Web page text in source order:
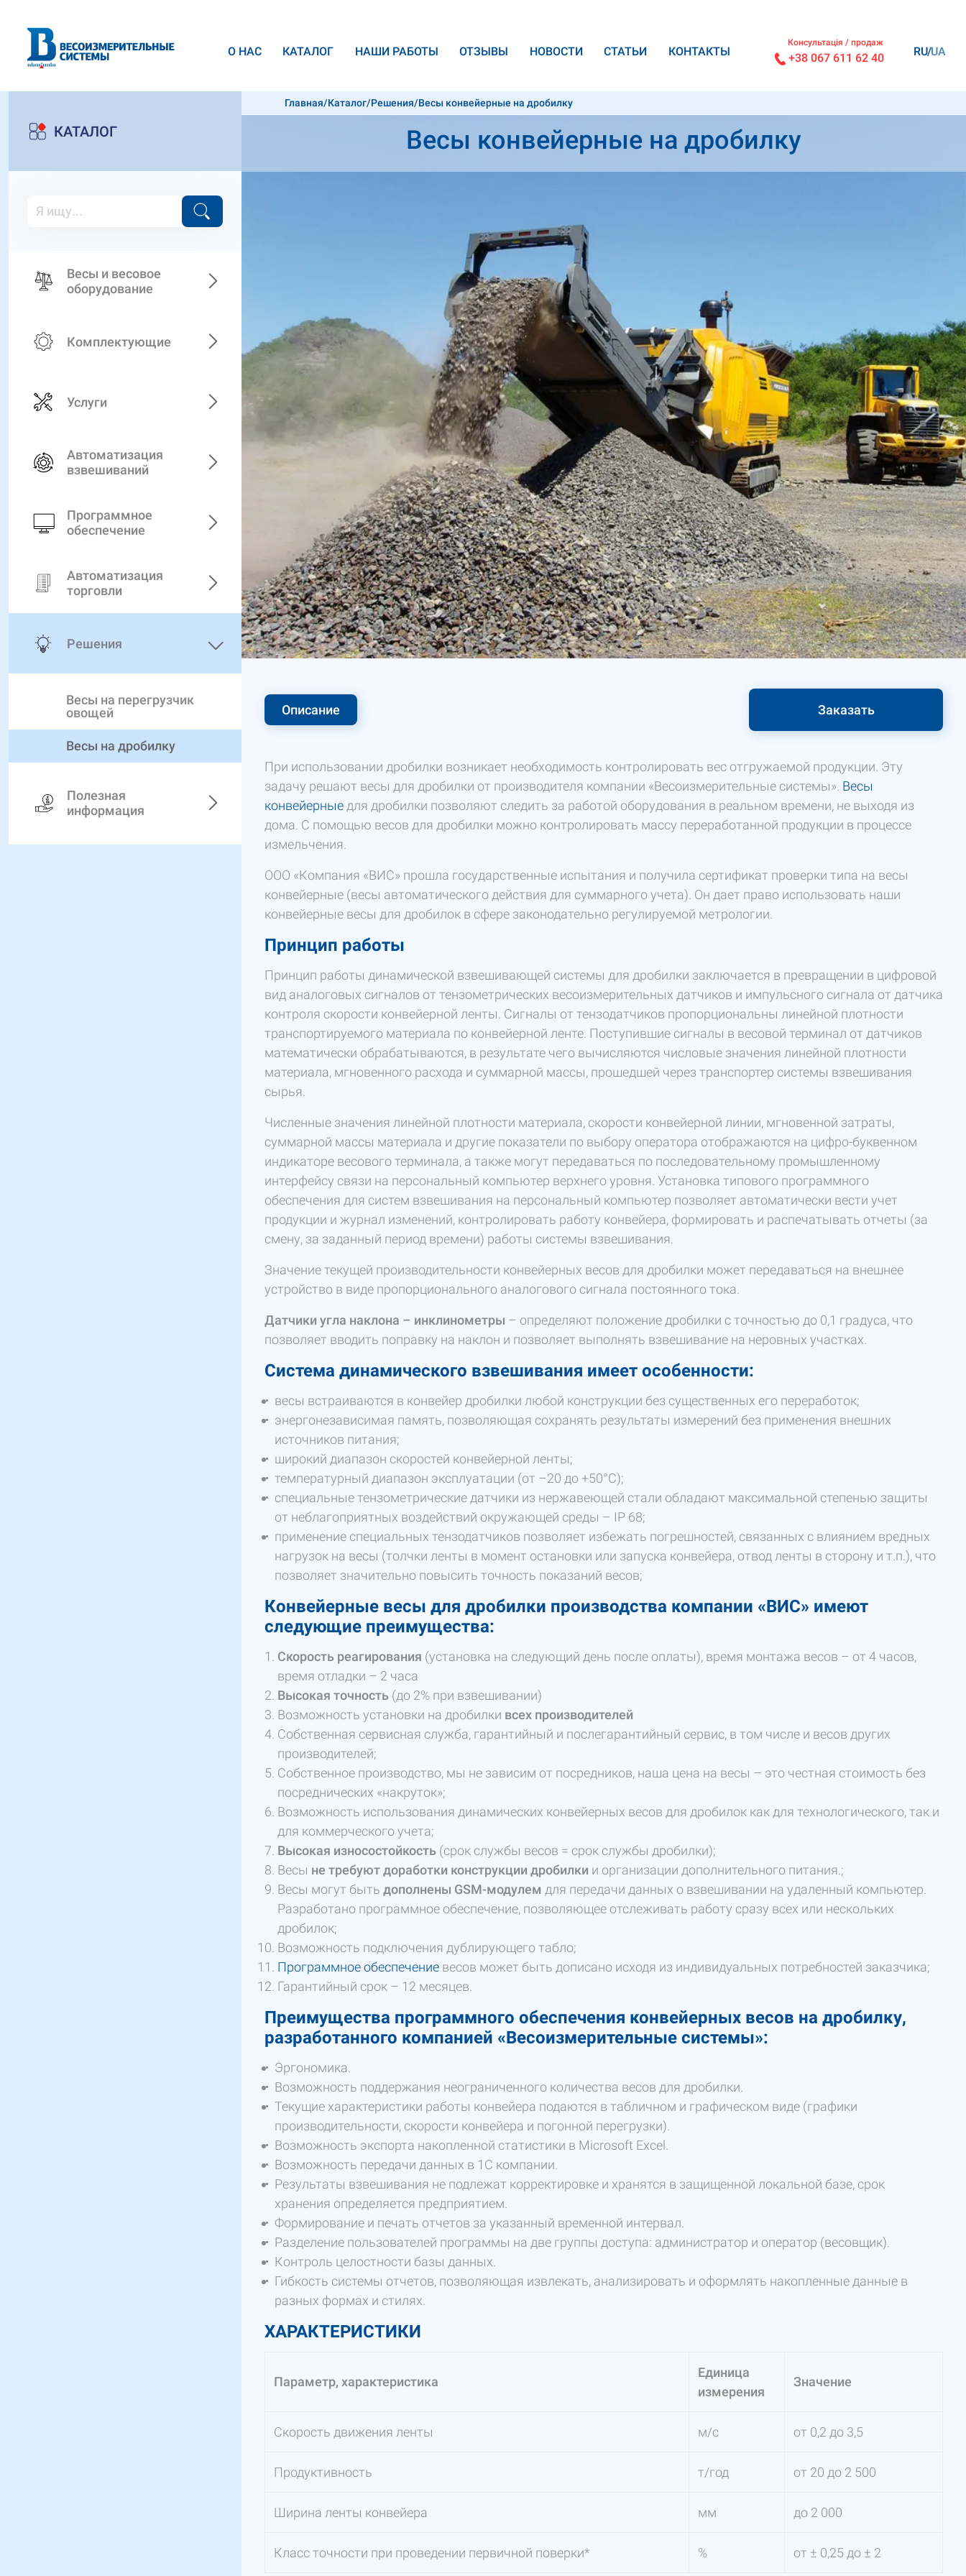
О НАС КАТАЛОГ НАШИ РАБОТЫ ОТЗЫВЫ НОВОСТИ CТАТЬИ КОНТАКТЫ
Консультація / продаж
+38 067 611 62 40 RU UA
КАТАЛОГ
Весы и весовое
оборудование
Комплектующие
Услуги
Автоматизация
взвешиваний
Программное
обеспечение
Автоматизация
торговли
Решения
Весы на перегрузчик
овощей
Весы на дробилку
Полезная
информация
Главная/Каталог/Решения/Весы конвейерные на дробилку
Весы конвейерные на дробилку
Описание Заказать
При использовании дробилки возникает необходимость контролировать вес отгружаемой продукции. Эту
задачу решают весы для дробилки от производителя компании «Весоизмерительные системы». Весы
конвейерные для дробилки позволяют следить за работой оборудования в реальном времени, не выходя из
дома. С помощью весов для дробилки можно контролировать массу переработанной продукции в процессе
измельчения.
ООО «Компания «ВИС» прошла государственные испытания и получила сертификат проверки типа на весы
конвейерные (весы автоматического действия для суммарного учета). Он дает право использовать наши
конвейерные весы для дробилок в сфере законодательно регулируемой метрологии.
Принцип работы
Принцип работы динамической взвешивающей системы для дробилки заключается в превращении в цифровой
вид аналоговых сигналов от тензометрических весоизмерительных датчиков и импульсного сигнала от датчика
контроля скорости конвейерной ленты. Сигналы от тензодатчиков пропорциональны линейной плотности
транспортируемого материала по конвейерной ленте. Поступившие сигналы в весовой терминал от датчиков
математически обрабатываются, в результате чего вычисляются числовые значения линейной плотности
материала, мгновенного расхода и суммарной массы, прошедшей через транспортер системы взвешивания
сырья.
Численные значения линейной плотности материала, скорости конвейерной линии, мгновенной затраты,
суммарной массы материала и другие показатели по выбору оператора отображаются на цифро-буквенном
индикаторе весового терминала, а также могут передаваться по последовательному промышленному
интерфейсу связи на персональный компьютер верхнего уровня. Установка типового программного
обеспечения для систем взвешивания на персональный компьютер позволяет автоматически вести учет
продукции и журнал изменений, контролировать работу конвейера, формировать и распечатывать отчеты (за
смену, за заданный период времени) работы системы взвешивания.
Значение текущей производительности конвейерных весов для дробилки может передаваться на внешнее
устройство в виде пропорционального аналогового сигнала постоянного тока.
Датчики угла наклона – инклинометры – определяют положение дробилки с точностью до 0,1 градуса, что
позволяет вводить поправку на наклон и позволяет выполнять взвешивание на неровных участках.
Система динамического взвешивания имеет особенности:
весы встраиваются в конвейер дробилки любой конструкции без существенных его переработок;
энергонезависимая память, позволяющая сохранять результаты измерений без применения внешних
источников питания;
широкий диапазон скоростей конвейерной ленты;
температурный диапазон эксплуатации (от –20 до +50°С);
специальные тензометрические датчики из нержавеющей стали обладают максимальной степенью защиты
от неблагоприятных воздействий окружающей среды – IP 68;
применение специальных тензодатчиков позволяет избежать погрешностей, связанных с влиянием вредных
нагрузок на весы (толчки ленты в момент остановки или запуска конвейера, отвод ленты в сторону и т.п.), что
позволяет значительно повысить точность показаний весов;
Конвейерные весы для дробилки производства компании «ВИС» имеют
следующие преимущества:
Скорость реагирования (установка на следующий день после оплаты), время монтажа весов – от 4 часов,
время отладки – 2 часа
Высокая точность (до 2% при взвешивании)
Возможность установки на дробилки всех производителей
Собственная сервисная служба, гарантийный и послегарантийный сервис, в том числе и весов других
производителей;
Собственное производство, мы не зависим от посредников, наша цена на весы – это честная стоимость без
посреднических «накруток»;
Возможность использования динамических конвейерных весов для дробилок как для технологического, так и
для коммерческого учета;
Высокая износостойкость (срок службы весов = срок службы дробилки);
Весы не требуют доработки конструкции дробилки и организации дополнительного питания.;
Весы могут быть дополнены GSM-модулем для передачи данных о взвешивании на удаленный компьютер.
Разработано программное обеспечение, позволяющее отслеживать работу сразу всех или нескольких
дробилок;
Возможность подключения дублирующего табло;
Программное обеспечение весов может быть дописано исходя из индивидуальных потребностей заказчика;
Гарантийный срок – 12 месяцев.
Преимущества программного обеспечения конвейерных весов на дробилку,
разработанного компанией «Весоизмерительные системы»:
Эргономика.
Возможность поддержания неограниченного количества весов для дробилки.
Текущие характеристики работы конвейера подаются в табличном и графическом виде (графики
производительности, скорости конвейера и погонной перегрузки).
Возможность экспорта накопленной статистики в Microsoft Excel.
Возможность передачи данных в 1С компании.
Результаты взвешивания не подлежат корректировке и хранятся в защищенной локальной базе, срок
хранения определяется предприятием.
Формирование и печать отчетов за указанный временной интервал.
Разделение пользователей программы на две группы доступа: администратор и оператор (весовщик).
Контроль целостности базы данных.
Гибкость системы отчетов, позволяющая извлекать, анализировать и оформлять накопленные данные в
разных формах и стилях.
ХАРАКТЕРИСТИКИ
Параметр, характеристика
Единица
измерения
Значение
Скорость движения ленты м/с от 0,2 до 3,5
Продуктивность т/год от 20 до 2 500
Ширина ленты конвейера мм до 2 000
Класс точности при проведении первичной поверки* %
от ± 0,25 до ± 2